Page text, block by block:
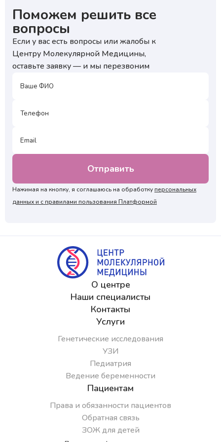
Поможем решить все
вопросы
Если у вас есть вопросы или жалобы к
Центру Молекулярной Медицины,
оставьте заявку — и мы перезвоним
Нажимая на кнопку, я соглашаюсь на обработкуперсональных
данных и с правилами пользования Платформой
О центре
Наши специалисты
Контакты
Услуги
Генетические исследования
УЗИ
Педиатрия
Ведение беременности
Пациентам
Права и обязанности пациентов
Обратная связь
ЗОЖ для детей
₽
Нажимая на кнопку, я подтверждаю, что согласен
подтверждаю согласие на получение ответа, а также
₽
Нажимая на кнопку, я подтверждаю, что согласен
с условиями обработки персональных данных и
подтверждаю согласие на получение ответа, а также
ознакомлен с правилами подготовки к исследованиям